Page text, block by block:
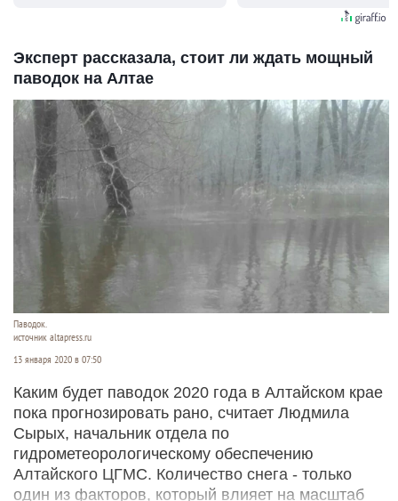
Эксперт рассказала, стоит ли ждать мощный
паводок на Алтае
Паводок.
источник altapress.ru
13 января 2020 в 07:50
Каким будет паводок 2020 года в Алтайском крае
пока прогнозировать рано, считает Людмила
Сырых, начальник отдела по
гидрометеорологическому обеспечению
Алтайского ЦГМС. Количество снега - только
один из факторов, который влияет на масштаб